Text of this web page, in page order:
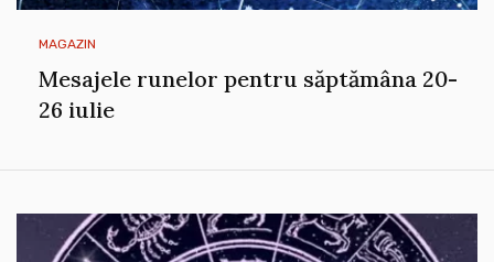
MAGAZIN
Mesajele runelor pentru săptămâna 20-
26 iulie